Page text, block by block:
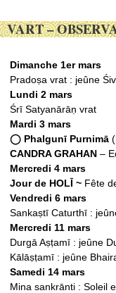
VART –
Dimanche 1er mars
Pradoṣa vrat : jeûne
Lundi 2 mars
Śrī Satyanārāṇ vrat
Mardi 3 mars
◯ Phalgunī Purnimā
CANDRA GRAHAN –
Mercredi 4 mars
Jour de HOLĪ ~ Fête
Vendredi 6 mars
Sankaṣtī Caturthī :
Mercredi 11 mars
Durgā Aṣṭamī : jeûne
Kālāṣṭamī : jeûne
Samedi 14 mars
Mina sankrānti : Soleil